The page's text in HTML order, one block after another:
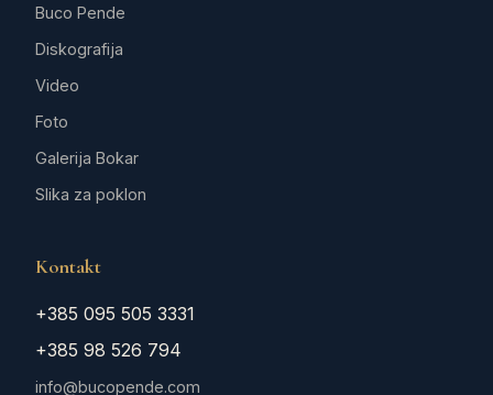
Buco Pende
Diskografija
Video
Foto
Galerija Bokar
Slika za poklon
Kontakt
+385 095 505 3331
+385 98 526 794
info@bucopende.com